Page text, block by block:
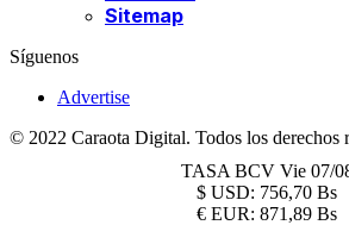
Sitemap
Síguenos
Advertise
© 2022 Caraota Digital. Todos los derechos
TASA BCV Vie 07/
$ USD: 756,70 Bs
€ EUR: 871,89 Bs